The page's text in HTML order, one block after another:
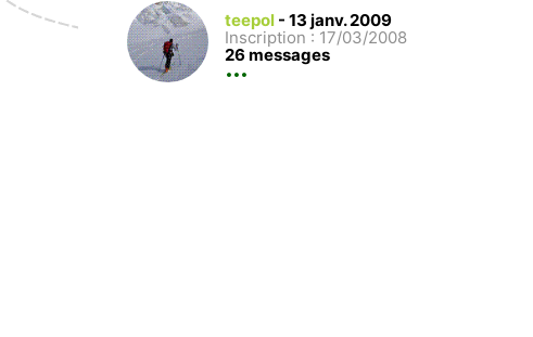
teepol - 13 janv. 2009
Inscription : 17/03/2008
26 messages